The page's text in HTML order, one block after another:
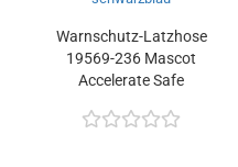
Warnschutz-Latzhose
19569-236 Mascot
Accelerate Safe